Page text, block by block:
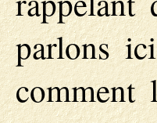
parlons
comment